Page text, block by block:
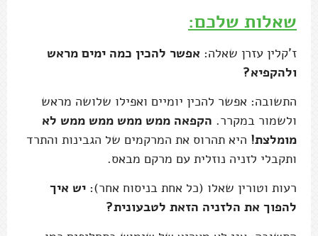
שאלות שלכם:
ז'קלין עזרן שאלה: אפשר להכין כמה ימים מראש
ולהקפיא?
התשובה: אפשר להכין יומיים ואפילו שלושה מראש
ולשמור במקרר. הקפאה ממש ממש ממש ממש לא
מומלצת! היא תהרוס את המרקמים של הגבינות והתרד
ותקבלי לזניה נוזלית עם מרקם מבאס.
רעות וטורין שאלו (כל אחת בניסוח אחר): יש איך
להפוך את הלזניה הזאת לטבעונית?